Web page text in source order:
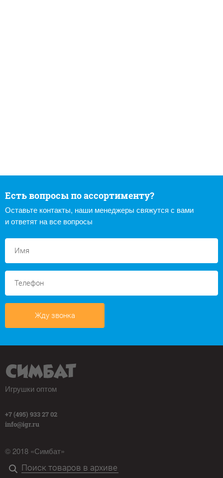
Есть вопросы по ассортименту?
Оставьте контакты, наши менеджеры свяжутся с вами
и ответят на все вопросы
Жду звонка
Игрушки оптом
+7 (495) 933 27 02
info@igr.ru
© 2018 «Симбат»